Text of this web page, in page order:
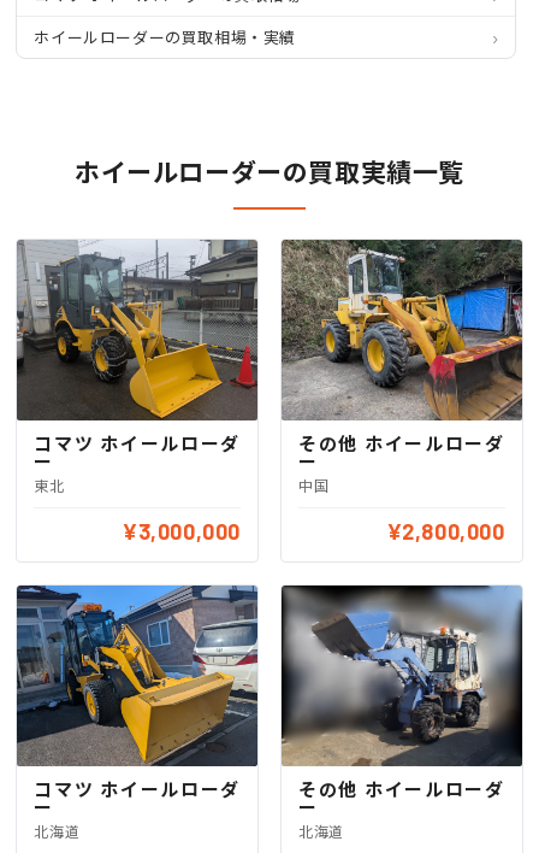
ホイールローダーの買取相場・実績
ホイールローダーの買取実績一覧
コマツ ホイールローダ
ー
東北
¥3,000,000
その他 ホイールローダ
ー
中国
¥2,800,000
コマツ ホイールローダ
ー
北海道
その他 ホイールローダ
ー
北海道